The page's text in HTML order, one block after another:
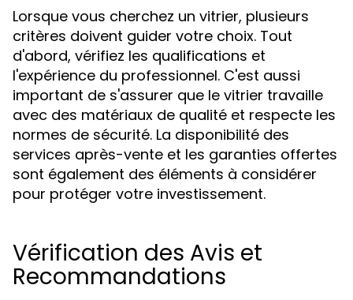
Lorsque vous cherchez un vitrier, plusieurs
critères doivent guider votre choix. Tout
d'abord, vérifiez les qualifications et
l'expérience du professionnel. C'est aussi
important de s'assurer que le vitrier travaille
avec des matériaux de qualité et respecte les
normes de sécurité. La disponibilité des
services après-vente et les garanties offertes
sont également des éléments à considérer
pour protéger votre investissement.
Vérification des Avis et
Recommandations